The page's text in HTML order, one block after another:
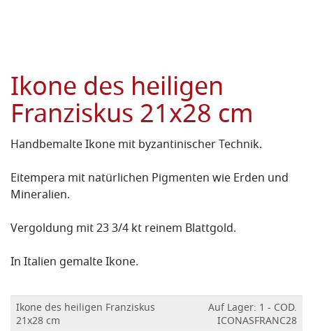
Ikone des heiligen
Franziskus 21x28 cm
Handbemalte Ikone mit byzantinischer Technik.
Eitempera mit natürlichen Pigmenten wie Erden und
Mineralien.
Vergoldung mit 23 3/4 kt reinem Blattgold.
In Italien gemalte Ikone.
Ikone des heiligen Franziskus
21x28 cm
Auf Lager: 1 - COD.
ICONASFRANC28